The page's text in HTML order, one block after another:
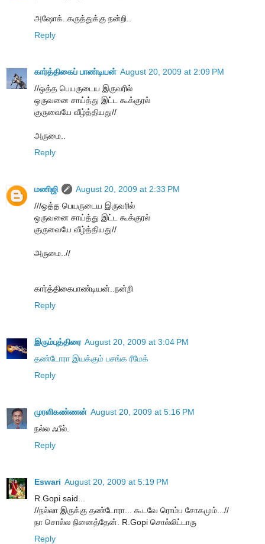
அஷோக்..கருத்துக்கு நன்றி..
Reply
கார்த்திகைப் பாண்டியன் August 20, 2009 at 2:09 PM
//ஒத்த பெயருடைய இருவரில்
ஒருவனை சாய்த்து இட்ட கூக்குரல்
குருவையே வீழ்த்தியது//
அருமை..
Reply
மணிஜி
August 20, 2009 at 2:33 PM
///ஒத்த பெயருடைய இருவரில்
ஒருவனை சாய்த்து இட்ட கூக்குரல்
குருவையே வீழ்த்தியது//
அருமை..//
கார்த்திகைபாண்டியன்..நன்றி
Reply
இரும்புத்திரை August 20, 2009 at 3:04 PM
தண்டோரா இயக்கும் பசங்க ரீமேக்
Reply
முரளிகண்ணன் August 20, 2009 at 5:16 PM
நல்ல ஃபீல்.
Reply
Eswari August 20, 2009 at 5:19 PM
R.Gopi said...
//ந‌ல்லா இருக்கு த‌ண்டோரா... கூட‌வே ரொம்ப‌ சோகமும்...//
நா சொல்ல நினைத்தேன். R.Gopi சொல்லிட்டாரு
Reply